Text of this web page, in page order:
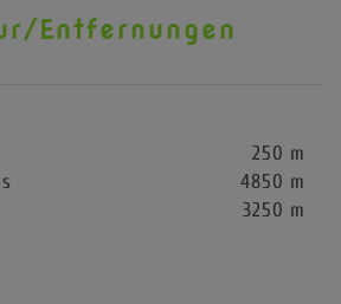
Entfernungen
250 m
4850 m
3250 m